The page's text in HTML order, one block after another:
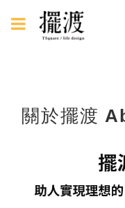
關於擺渡